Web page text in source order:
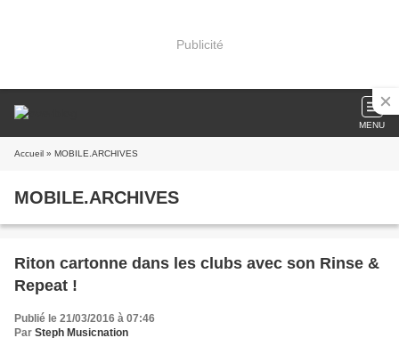
Publicité
MENU
Accueil » MOBILE.ARCHIVES
MOBILE.ARCHIVES
Riton cartonne dans les clubs avec son Rinse &
Repeat !
Publié le 21/03/2016 à 07:46
Par Steph Musicnation